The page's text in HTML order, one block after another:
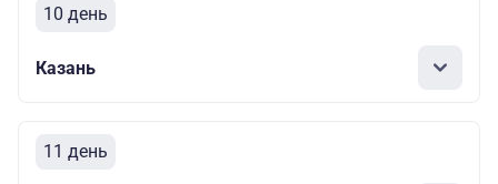
10 день
Казань
11 день